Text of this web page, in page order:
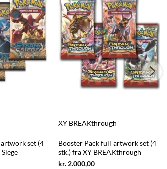
set (4
XY BREAKthrough
Booster Pack full artwork set (4
stk.) fra XY BREAKthrough
kr.2.000,00Current